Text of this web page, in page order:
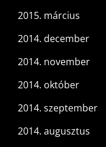
2015. március
2014. december
2014. november
2014. október
2014. szeptember
2014. augusztus